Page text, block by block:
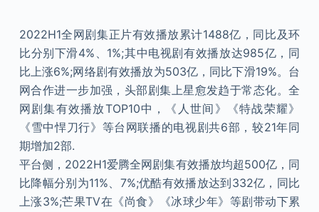
2022H1全网剧集正片有效播放累计1488亿，同比及环
比分别下滑4%、1%;其中电视剧有效播放达985亿，同
比上涨6%;网络剧有效播放为503亿，同比下滑19%。台
网合作进一步加强，头部剧集上星愈发趋于常态化。全
网剧集有效播放TOP10中，《人世间》《特战荣耀》
《雪中悍刀行》等台网联播的电视剧共6部，较21年同
期增加2部.
平台侧，2022H1爱腾全网剧集有效播放均超500亿，同
比降幅分别为11%、7%;优酷有效播放达到332亿，同比
上涨3%;芒果TV在《尚食》《冰球少年》等剧带动下累